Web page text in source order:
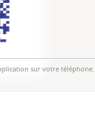
sur votre téléphone.